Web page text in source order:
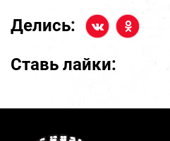
Делись:
Ставь лайки: